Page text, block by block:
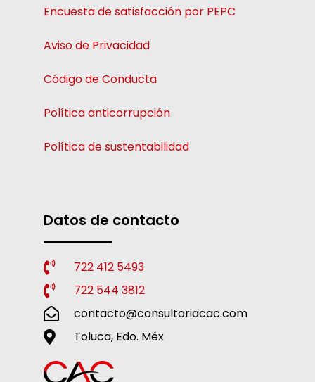
Encuesta de satisfacción por PEPC
Aviso de Privacidad
Código de Conducta
Política anticorrupción
Política de sustentabilidad
Datos de contacto
722 412 5493
722 544 3812
contacto@consultoriacac.com
Toluca, Edo. Méx